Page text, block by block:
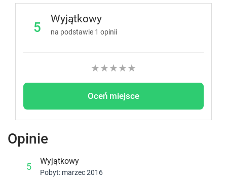
5
Wyjątkowy
na podstawie 1 opinii
★
★
★
★
★
Oceń miejsce
Opinie
5 Wyjątkowy
Pobyt: marzec 2016